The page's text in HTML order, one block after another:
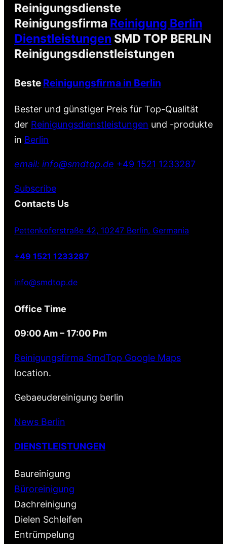
Reinigungsdienste
Reinigungsfirma Reinigung Berlin
Dienstleistungen SMD TOP BERLIN
Reinigungsdienstleistungen
Beste Reinigungsfirma in Berlin
Bester und günstiger Preis für Top-Qualität
der Reinigungsdienstleistungen und -produkte
in Berlin
email: info@smdtop.de +49 1521 1233287
Subscribe
Contacts Us
Pettenkoferstraße 42, 10247 Berlin, Germania
+49 1521 1233287
info@smdtop.de
Office Time
09:00 Am – 17:00 Pm
Reinigungsfirma SmdTop Google Maps
location.
Gebaeudereinigung berlin
News Berlin
DIENSTLEISTUNGEN
Baureinigung
Büroreinigung
Dachreinigung
Dielen Schleifen
Entrümpelung